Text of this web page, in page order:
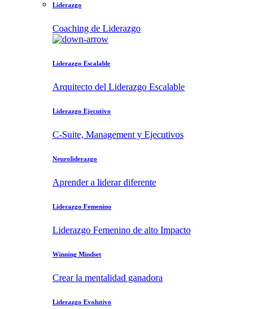
Liderazgo
Coaching de Liderazgo
Liderazgo Escalable
Arquitecto del Liderazgo Escalable
Liderazgo Ejecutivo
C-Suite, Management y Ejecutivos
Neuroliderazgo
Aprender a liderar diferente
Liderazgo Femenino
Liderazgo Femenino de alto Impacto
Winning Mindset
Crear la mentalidad ganadora
Liderazgo Evolutivo